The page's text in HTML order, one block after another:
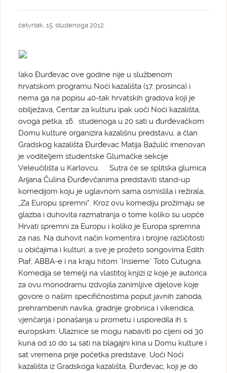
četvrtak, 15. studenoga 2012.
Iako Đurđevac ove godine nije u službenom
hrvatskom programu Noći kazališta (17. prosinca) i
nema ga na popisu 40-tak hrvatskih gradova koji je
obilježava, Centar za kulturu ipak uoči Noći kazališta,
ovoga petka, 16. studenoga u 20 sati u đurđevačkom
Domu kulture organizira kazališnu predstavu, a član
Gradskog kazališta Đurđevac Matija Bažulić imenovan
je voditeljem studentske Glumačke sekcije
Veleučilišta u Karlovcu. Sutra će se splitska glumica
Arijana Čulina Đurđevčanima predstaviti stand-up
komedijom koju je uglavnom sama osmislila i režirala,
„Za Europu spremni“. Kroz ovu komediju prožimaju se
glazba i duhovita razmatranja o tome koliko su uopće
Hrvati spremni za Europu i koliko je Europa spremna
za nas. Na duhovit način komentira i brojne različitosti
u običajima i kulturi, a sve je prožeto songovima Edith
Piaf, ABBA-e i na kraju hitom "Insieme" Toto Cutugna.
Komedija se temelji na vlastitoj knjizi iz koje je autorica
za ovu monodramu izdvojila zanimljive dijelove koje
govore o našim specifičnostima poput javnih zahoda,
prehrambenih navika, gradnje grobnica i vikendica,
vjenčanja i ponašanja u prometu i usporedila ih s
europskim. Ulaznice se mogu nabaviti po cijeni od 30
kuna od 10 do 14 sati na blagajni kina u Domu kulture i
sat vremena prije početka predstave. Uoči Noći
kazališta iz Gradskoga kazališta, Đurđevac, koji je do